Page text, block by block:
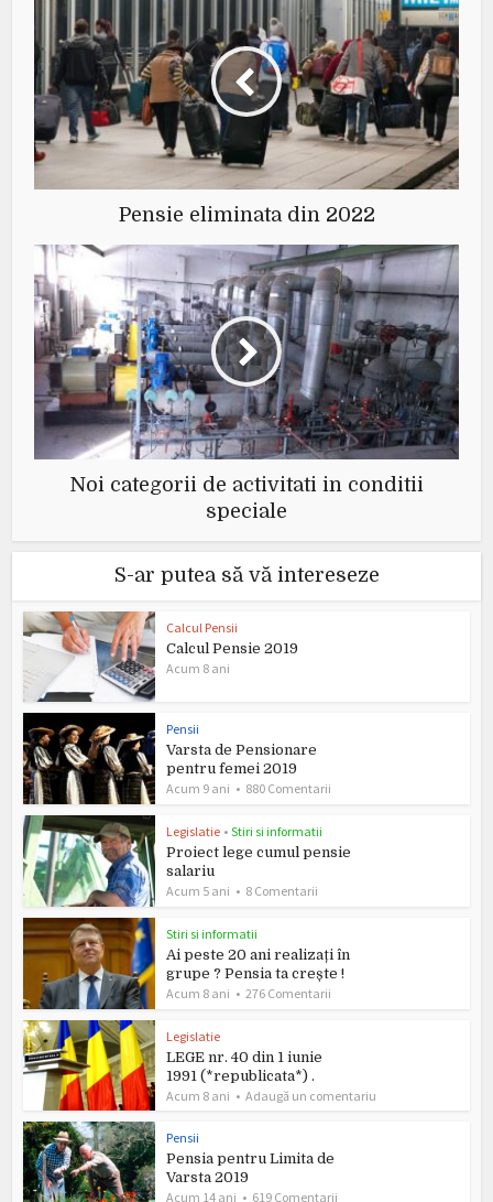
Pensie eliminata din 2022
Noi categorii de activitati in conditii
speciale
S-ar putea să vă intereseze
Calcul Pensii
Calcul Pensie 2019
Acum 8 ani
Pensii
Varsta de Pensionare
pentru femei 2019
Acum 9 ani
880 Comentarii
Legislatie • Stiri si informatii
Proiect lege cumul pensie
salariu
Acum 5 ani
8 Comentarii
Stiri si informatii
Ai peste 20 ani realizați în
grupe ? Pensia ta crește !
Acum 8 ani
276 Comentarii
Legislatie
LEGE nr. 40 din 1 iunie
1991 (*republicata*) .
Acum 8 ani
Adaugă un comentariu
Pensii
Pensia pentru Limita de
Varsta 2019
Acum 14 ani
619 Comentarii